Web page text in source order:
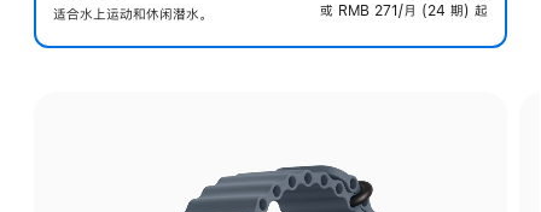
适合水上运动和休闲潜水。
或 RMB 271/月 (24 期) 起